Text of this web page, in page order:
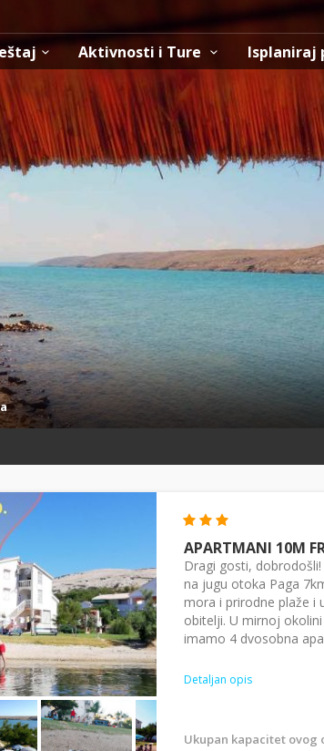
Aktivnosti i Ture Isplaniraj
APARTMANI 10M
Dragi gosti,
na jugu otoka Paga
mora i prirodne plaže i
obitelji. U mirnoj
imamo 4 dvosobna
Detaljan opis
Ukupan kapacitet ovog